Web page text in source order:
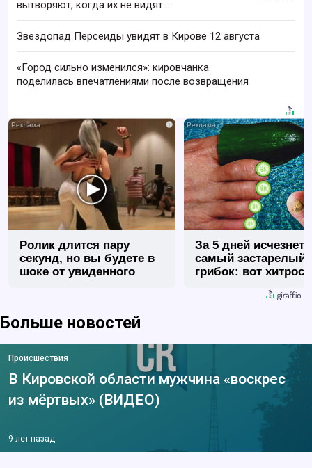
вытворяют, когда их не видят...
Звездопад Персеиды увидят в Кирове 12 августа
«Город сильно изменился»: кировчанка
поделилась впечатлениями после возвращения
i
Ролик длится пару
секунд, но вы будете в
шоке от увиденного
За 5 дней исчезнет
самый застарелый
грибок: вот
Больше новостей
Происшествия
В Кировской области мужчина «воскрес
из мёртвых» (ВИДЕО)
9 лет назад